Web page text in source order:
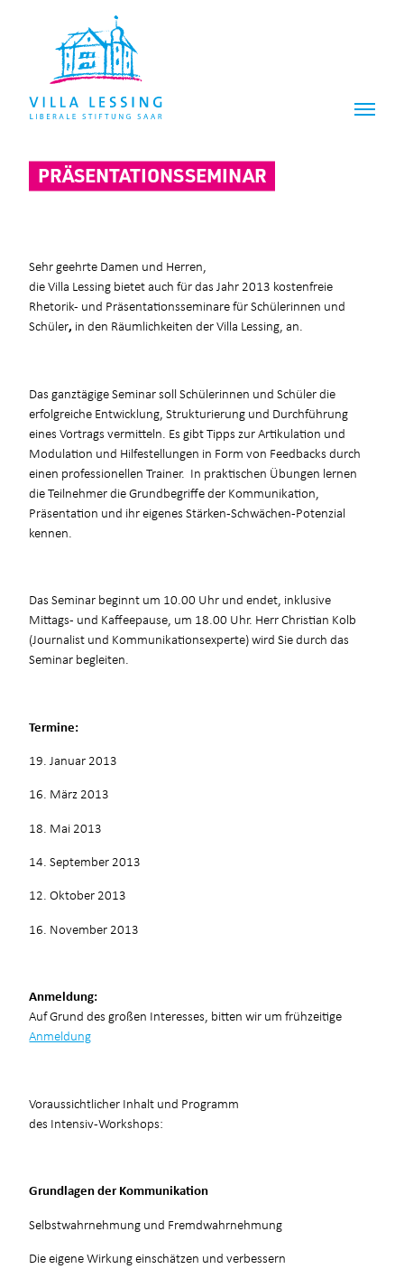
PRÄSENTATIONSSEMINAR
Sehr geehrte Damen und Herren,
die Villa Lessing bietet auch für das Jahr 2013 kostenfreie
Rhetorik- und Präsentationsseminare für Schülerinnen und
Schüler, in den Räumlichkeiten der Villa Lessing, an.
Das ganztägige Seminar soll Schülerinnen und Schüler die
erfolgreiche Entwicklung, Strukturierung und Durchführung
eines Vortrags vermitteln. Es gibt Tipps zur Artikulation und
Modulation und Hilfestellungen in Form von Feedbacks durch
einen professionellen Trainer. In praktischen Übungen lernen
die Teilnehmer die Grundbegriffe der Kommunikation,
Präsentation und ihr eigenes Stärken-Schwächen-Potenzial
kennen.
Das Seminar beginnt um 10.00 Uhr und endet, inklusive
Mittags- und Kaffeepause, um 18.00 Uhr. Herr Christian Kolb
(Journalist und Kommunikationsexperte) wird Sie durch das
Seminar begleiten.
Termine:
19. Januar 2013
16. März 2013
18. Mai 2013
14. September 2013
12. Oktober 2013
16. November 2013
Anmeldung:
Auf Grund des großen Interesses, bitten wir um frühzeitige
Anmeldung
Voraussichtlicher Inhalt und Programm
des Intensiv-Workshops:
Grundlagen der Kommunikation
Selbstwahrnehmung und Fremdwahrnehmung
Die eigene Wirkung einschätzen und verbessern